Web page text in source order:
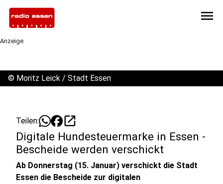
menu
Anzeige
© Moritz Leick / Stadt Essen
Teilen: open_in_new
Digitale Hundesteuermarke in Essen -
Bescheide werden verschickt
Ab Donnerstag (15. Januar) verschickt die Stadt
Essen die Bescheide zur digitalen